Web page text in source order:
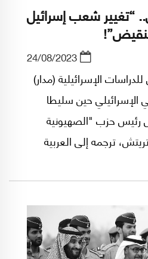
“تغيير شعب إسرائيل
24/08/2023
الإسرائيلية (مدار)
حين سليطا
حزب "الصهيونية
ترجمه إلى العربية